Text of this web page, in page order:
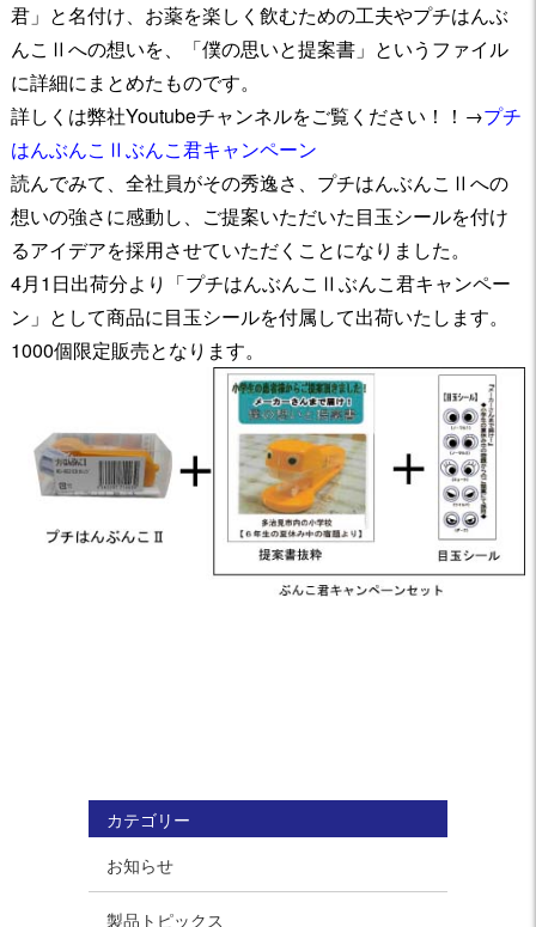
君」と名付け、お薬を楽しく飲むための工夫やプチはんぶ
んこⅡへの想いを、「僕の思いと提案書」というファイル
に詳細にまとめたものです。
詳しくは弊社Youtubeチャンネルをご覧ください！！→プチ
はんぶんこⅡぶんこ君キャンペーン
読んでみて、全社員がその秀逸さ、プチはんぶんこⅡへの
想いの強さに感動し、ご提案いただいた目玉シールを付け
るアイデアを採用させていただくことになりました。
4月1日出荷分より「プチはんぶんこⅡぶんこ君キャンペー
ン」として商品に目玉シールを付属して出荷いたします。
1000個限定販売となります。
カテゴリー
お知らせ
製品トピックス